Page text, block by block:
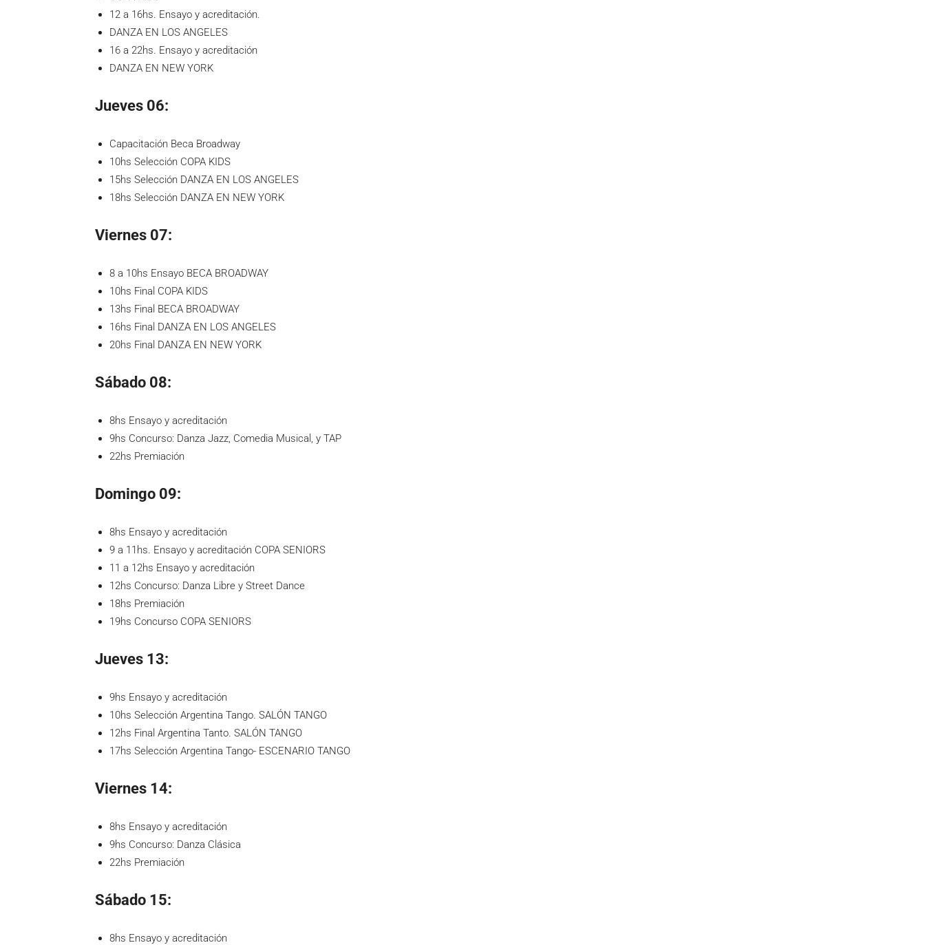
12 a 16hs. Ensayo y acreditación.
DANZA EN LOS ANGELES
16 a 22hs. Ensayo y acreditación
DANZA EN NEW YORK
Jueves 06:
Capacitación Beca Broadway
10hs Selección COPA KIDS
15hs Selección DANZA EN LOS ANGELES
18hs Selección DANZA EN NEW YORK
Viernes 07:
8 a 10hs Ensayo BECA BROADWAY
10hs Final COPA KIDS
13hs Final BECA BROADWAY
16hs Final DANZA EN LOS ANGELES
20hs Final DANZA EN NEW YORK
Sábado 08:
8hs Ensayo y acreditación
9hs Concurso: Danza Jazz, Comedia Musical, y TAP
22hs Premiación
Domingo 09:
8hs Ensayo y acreditación
9 a 11hs. Ensayo y acreditación COPA SENIORS
11 a 12hs Ensayo y acreditación
12hs Concurso: Danza Libre y Street Dance
18hs Premiación
19hs Concurso COPA SENIORS
Jueves 13:
9hs Ensayo y acreditación
10hs Selección Argentina Tango. SALÓN TANGO
12hs Final Argentina Tanto. SALÓN TANGO
17hs Selección Argentina Tango- ESCENARIO TANGO
Viernes 14:
8hs Ensayo y acreditación
9hs Concurso: Danza Clásica
22hs Premiación
Sábado 15:
8hs Ensayo y acreditación